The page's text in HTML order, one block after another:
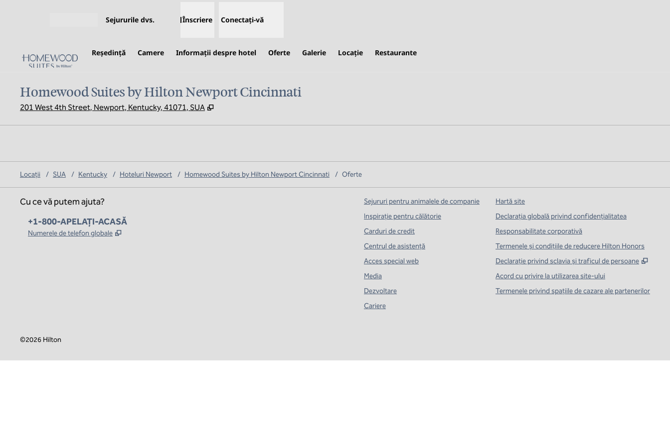
Sejururile dvs. Înscriere Conectați-vă
Reşedinţă Camere Informații despre hotel Oferte Galerie Locaţie Restaurante
Homewood Suites by Hilton Newport Cincinnati
201 West 4th Street, Newport, Kentucky, 41071, SUA ,
Locații / SUA / Kentucky / Hoteluri Newport / Homewood Suites by Hilton Newport Cincinnati / Oferte
Cu ce vă putem ajuta?
Telefon:
+1-800-APELAȚI-ACASĂ
Numerele de telefon globale ,
Sejururi pentru animalele de companie
Inspirație pentru călătorie
Carduri de credit
Centrul de asistență
Acces special web
Media
Dezvoltare
Cariere
Hartă site
Declarația globală privind confidenţialitatea
Responsabilitate corporativă
Termenele și condițiile de reducere Hilton Honors
Declarație privind sclavia și traficul de persoane
,
Acord cu privire la utilizarea site-ului
Termenele privind spațiile de cazare ale partenerilor
©2026 Hilton